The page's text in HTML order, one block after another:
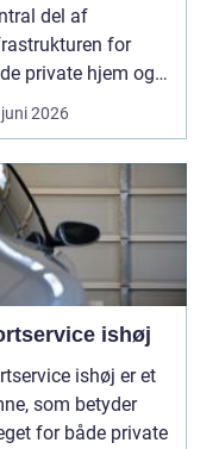
del af
for
private hjem og
Det
2026
ishøj
ishøj er et
som betyder
for både private